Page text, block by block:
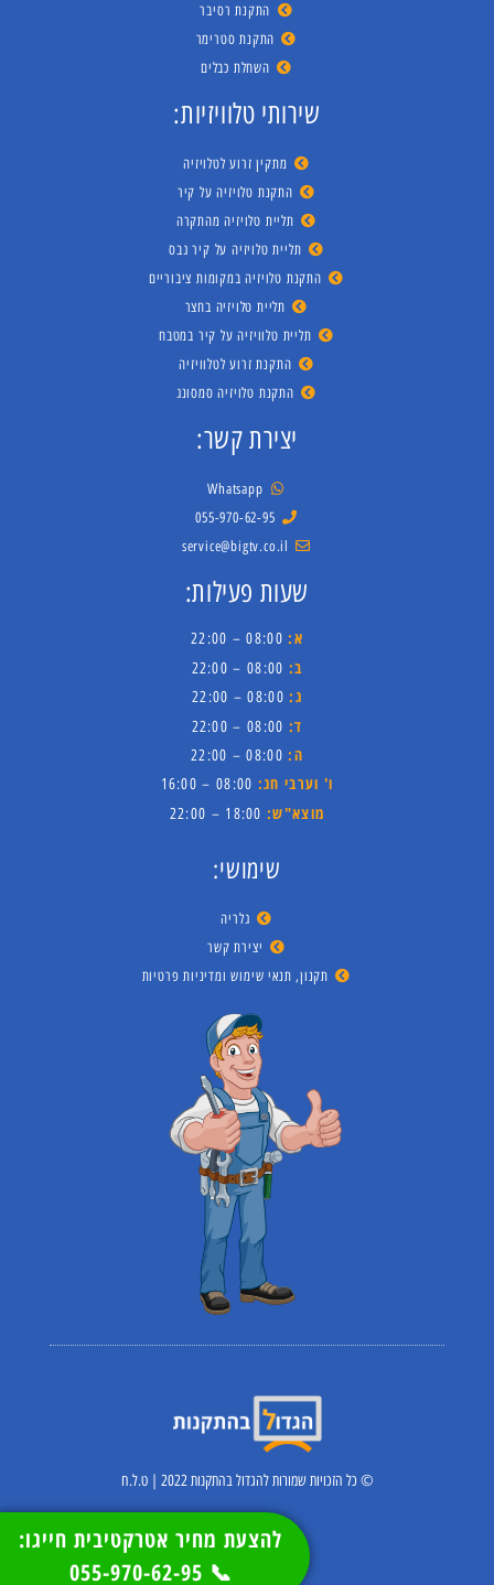
התקנת רסיבר
התקנת סטרימר
השחלת כבלים
שירותי טלוויזיות:
מתקין זרוע לטלויזיה
התקנת טלויזיה על קיר
תליית טלויזיה מהתקרה
תליית טלויזיה על קיר גבס
התקנת טלויזיה במקומות ציבוריים
תליית טלויזיה בחצר
תליית טלוויזיה על קיר במטבח
התקנת זרוע לטלוויזיה
התקנת טלויזיה סמסונג
יצירת קשר:
Whatsapp
055-970-62-95
service@bigtv.co.il
שעות פעילות:
א:08:00 – 22:00
ב:
ג:08:00 – 22:00
ד:
ה:08:00 – 22:00
ו' וערבי חג:
מוצא"ש:18:00 – 22:00
שימושי:
גלריה
יצירת קשר
תקנון, תנאי שימוש ומדיניות פרטיות
להצעת מחיר אטרקטיבית חייגו:
📞 055-970-62-95
© כל הזכויות שמורות להגדול בהתקנות 2022 | ט.ל.ח